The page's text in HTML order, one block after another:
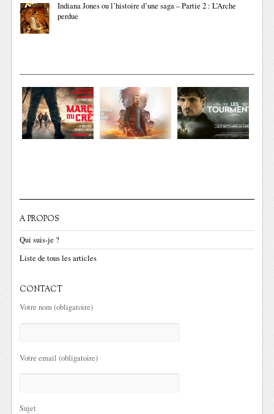
Indiana Jones ou l’histoire d’une saga – Partie 2 : L’Arche
perdue
A PROPOS
Qui suis-je ?
Liste de tous les articles
CONTACT
Votre nom (obligatoire)
Votre email (obligatoire)
Sujet